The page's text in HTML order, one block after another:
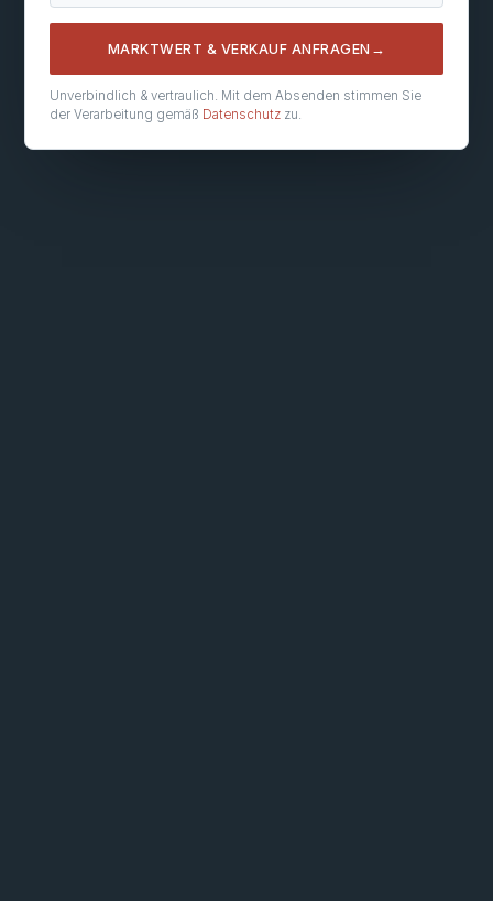
MARKTWERT & VERKAUF ANFRAGEN →
Unverbindlich & vertraulich. Mit dem Absenden stimmen Sie
der Verarbeitung gemäß Datenschutz zu.